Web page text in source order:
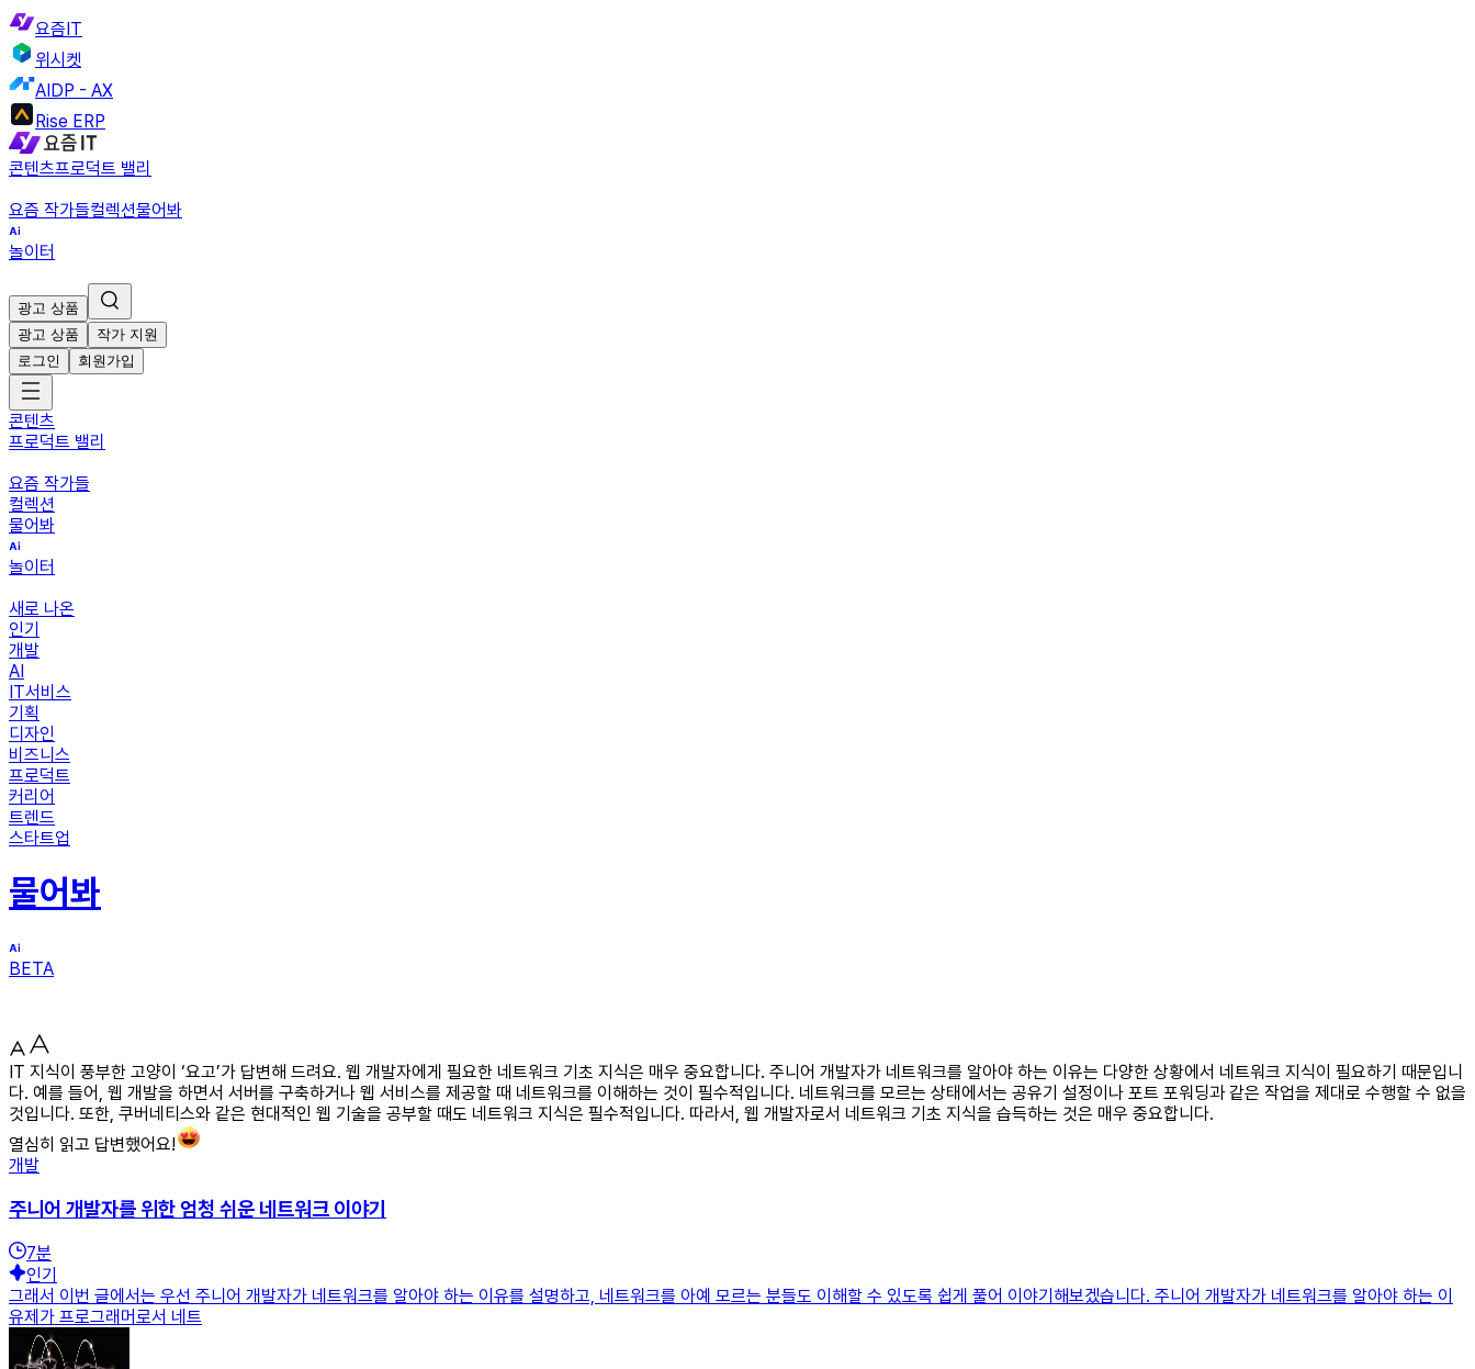
요즘IT
위시켓
AIDP - AX
Rise ERP
콘텐츠프로덕트 밸리
요즘 작가들컬렉션물어봐
놀이터
광고 상품
광고 상품
작가 지원
로그인
회원가입
콘텐츠
프로덕트 밸리
요즘 작가들
컬렉션
물어봐
놀이터
새로 나온
인기
개발
AI
IT서비스
기획
디자인
비즈니스
프로덕트
커리어
트렌드
스타트업
물어봐
BETA
IT 지식이 풍부한 고양이 ‘요고’가 답변해 드려요. 웹 개발자에게 필요한 네트워크 기초 지식은 매우 중요합니다. 주니어 개발자가 네트워크를 알아야 하는 이유는 다양한 상황에서 네트워크 지식이 필요하기 때문입니
다. 예를 들어, 웹 개발을 하면서 서버를 구축하거나 웹 서비스를 제공할 때 네트워크를 이해하는 것이 필수적입니다. 네트워크를 모르는 상태에서는 공유기 설정이나 포트 포워딩과 같은 작업을 제대로 수행할 수 없을
것입니다. 또한, 쿠버네티스와 같은 현대적인 웹 기술을 공부할 때도 네트워크 지식은 필수적입니다. 따라서, 웹 개발자로서 네트워크 기초 지식을 습득하는 것은 매우 중요합니다.
열심히 읽고 답변했어요!
개발
주니어 개발자를 위한 엄청 쉬운 네트워크 이야기
7분
인기
그래서 이번 글에서는 우선 주니어 개발자가 네트워크를 알아야 하는 이유를 설명하고, 네트워크를 아예 모르는 분들도 이해할 수 있도록 쉽게 풀어 이야기해보겠습니다. 주니어 개발자가 네트워크를 알아야 하는 이
유제가 프로그래머로서 네트